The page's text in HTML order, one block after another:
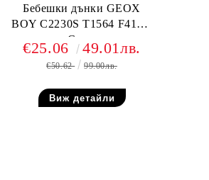
Бебешки дънки GEOX
BOY C2230S T1564 F4105,
Сини
€25.06 49.01лв.
€50.62 99.00лв.
Виж детайли